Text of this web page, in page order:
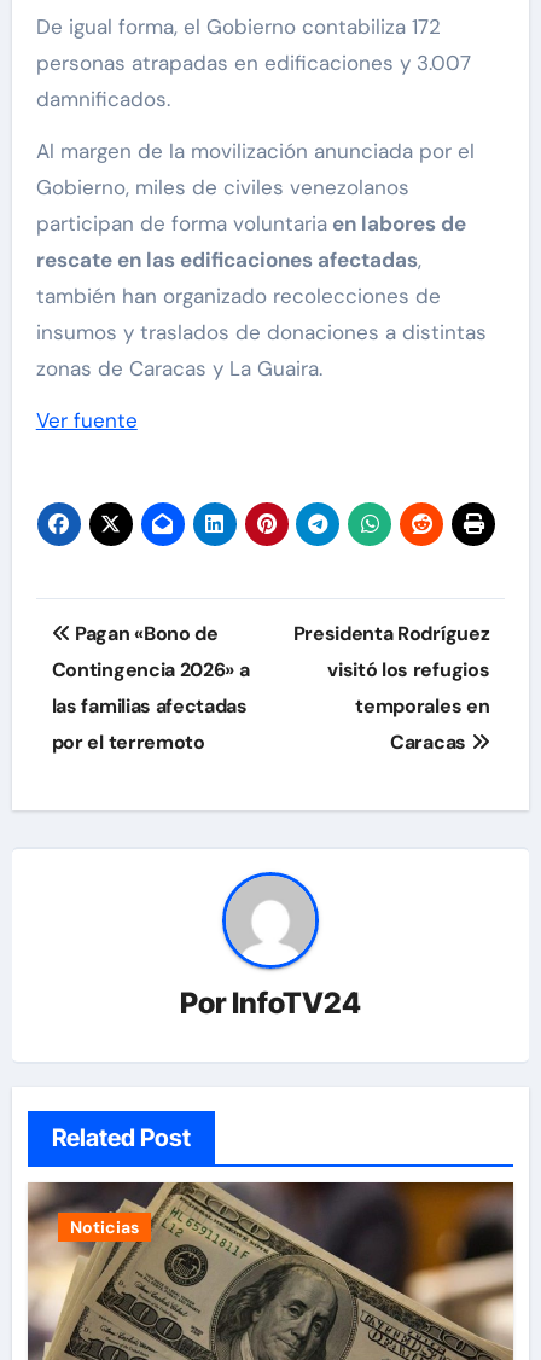
De igual forma, el Gobierno contabiliza 172
personas atrapadas en edificaciones y 3.007
damnificados.
Al margen de la movilización anunciada por el
Gobierno, miles de civiles venezolanos
participan de forma voluntariaen labores de
rescate en las edificaciones afectadas,
también han organizado recolecciones de
insumos y traslados de donaciones a distintas
zonas de Caracas y La Guaira.
Ver fuente
Navegación
de
entradas
Pagan «Bono de
Contingencia 2026» a
las familias afectadas
por el terremoto
Presidenta Rodríguez
visitó los refugios
temporales en
Caracas
PorInfoTV24
Related Post
Noticias